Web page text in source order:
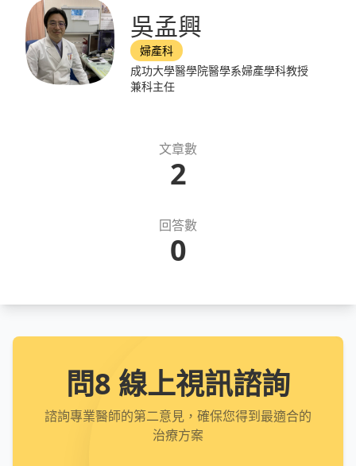
吳孟興
婦產科
成功大學醫學院醫學系婦產學科教授
兼科主任
文章數
2
回答數
0
問8 線上視訊諮詢
諮詢專業醫師的第二意見，確保您得到最適合的
治療方案